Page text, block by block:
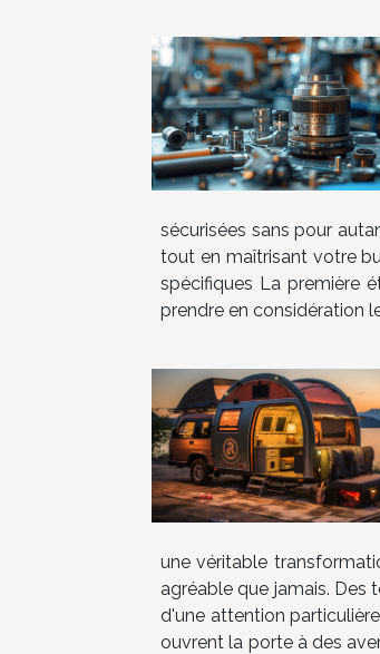
sécurisées sans pour
tout en maîtrisant votre
spécifiques La première
prendre en considération
une véritable
agréable que jamais. Des
d'une attention
ouvrent la porte à des